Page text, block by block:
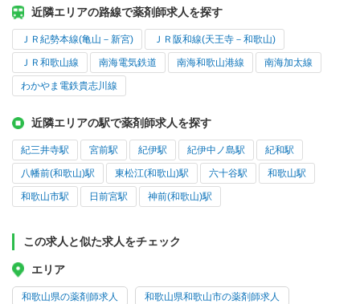
近隣エリアの路線で薬剤師求人を探す
ＪＲ紀勢本線(亀山－新宮) ＪＲ阪和線(天王寺－和歌山)
ＪＲ和歌山線 南海電気鉄道 南海和歌山港線 南海加太線
わかやま電鉄貴志川線
近隣エリアの駅で薬剤師求人を探す
紀三井寺駅 宮前駅 紀伊駅 紀伊中ノ島駅 紀和駅
八幡前(和歌山)駅 東松江(和歌山)駅 六十谷駅 和歌山駅
和歌山市駅 日前宮駅 神前(和歌山)駅
この求人と似た求人をチェック
エリア
和歌山県の薬剤師求人 和歌山県和歌山市の薬剤師求人